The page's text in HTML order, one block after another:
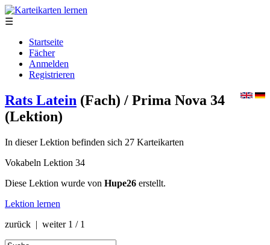
☰
Startseite
Fächer
Anmelden
Registrieren
Rats Latein (Fach) / Prima Nova 34
(Lektion)
In dieser Lektion befinden sich 27 Karteikarten
Vokabeln Lektion 34
Diese Lektion wurde von Hupe26 erstellt.
Lektion lernen
zurück | weiter 1 / 1